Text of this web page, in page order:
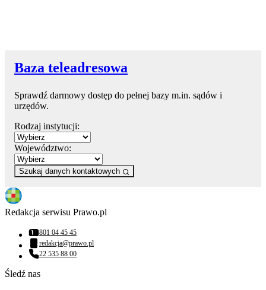
Baza teleadresowa
Sprawdź darmowy dostęp do pełnej bazy m.in. sądów i
urzędów.
Rodzaj instytucji:
Województwo:
Szukaj danych kontaktowych
Redakcja serwisu Prawo.pl
Numer telefonu:
801 04 45 45
Adres email:
redakcja@prawo.pl
Numer telefonu:
22 535 88 00
Śledź nas